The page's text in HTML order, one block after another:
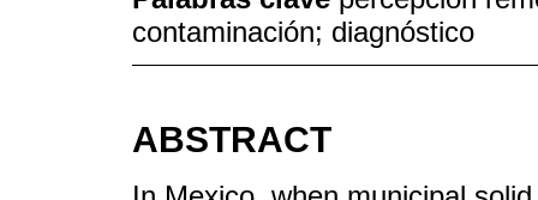
contaminación; diagnóstico
ABSTRACT